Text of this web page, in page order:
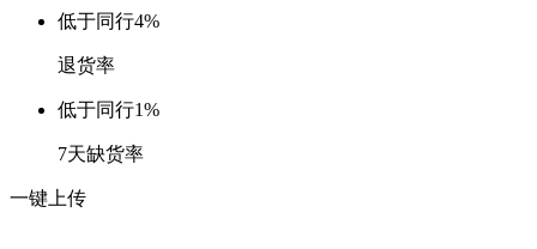
低于同行4%
退货率
低于同行1%
7天缺货率
一键上传